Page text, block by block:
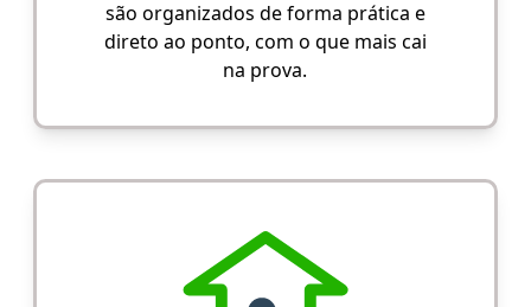
são organizados de forma prática e
direto ao ponto, com o que mais cai
na prova.